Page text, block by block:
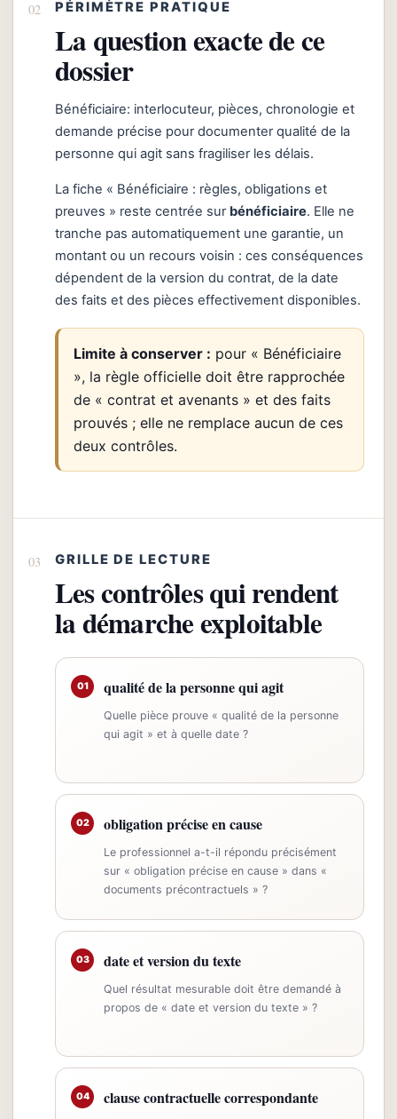
PÉRIMÈTRE PRATIQUE
La question exacte de ce
dossier
Bénéficiaire: interlocuteur, pièces, chronologie et
demande précise pour documenter qualité de la
personne qui agit sans fragiliser les délais.
La fiche « Bénéficiaire : règles, obligations et
preuves » reste centrée sur bénéficiaire. Elle ne
tranche pas automatiquement une garantie, un
montant ou un recours voisin : ces conséquences
dépendent de la version du contrat, de la date
des faits et des pièces effectivement disponibles.
Limite à conserver : pour « Bénéficiaire
», la règle officielle doit être rapprochée
de « contrat et avenants » et des faits
prouvés ; elle ne remplace aucun de ces
deux contrôles.
GRILLE DE LECTURE
Les contrôles qui rendent
la démarche exploitable
01 qualité de la personne qui agit
Quelle pièce prouve « qualité de la personne
qui agit » et à quelle date ?
02 obligation précise en cause
Le professionnel a-t-il répondu précisément
sur « obligation précise en cause » dans «
documents précontractuels » ?
03 date et version du texte
Quel résultat mesurable doit être demandé à
propos de « date et version du texte » ?
04 clause contractuelle correspondante